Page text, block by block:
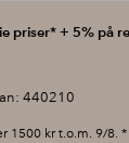
priser* + 5% på
440210
1500 kr t.o.m. 9/8.